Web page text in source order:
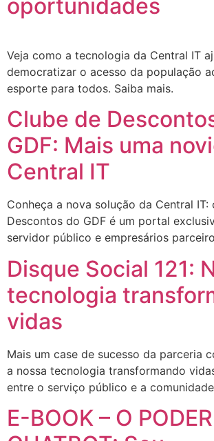
oportunidades
Veja como a tecnologia da Central IT
democratizar o acesso da população
esporte para todos. Saiba mais.
Clube de
GDF: Mais uma
Central IT
Conheça a nova solução da Central IT:
Descontos do GDF é um portal
servidor público e empresários
Disque Social 121:
tecnologia
vidas
Mais um case de sucesso da parceria
a nossa tecnologia transformando
entre o serviço público e a
E-BOOK – O